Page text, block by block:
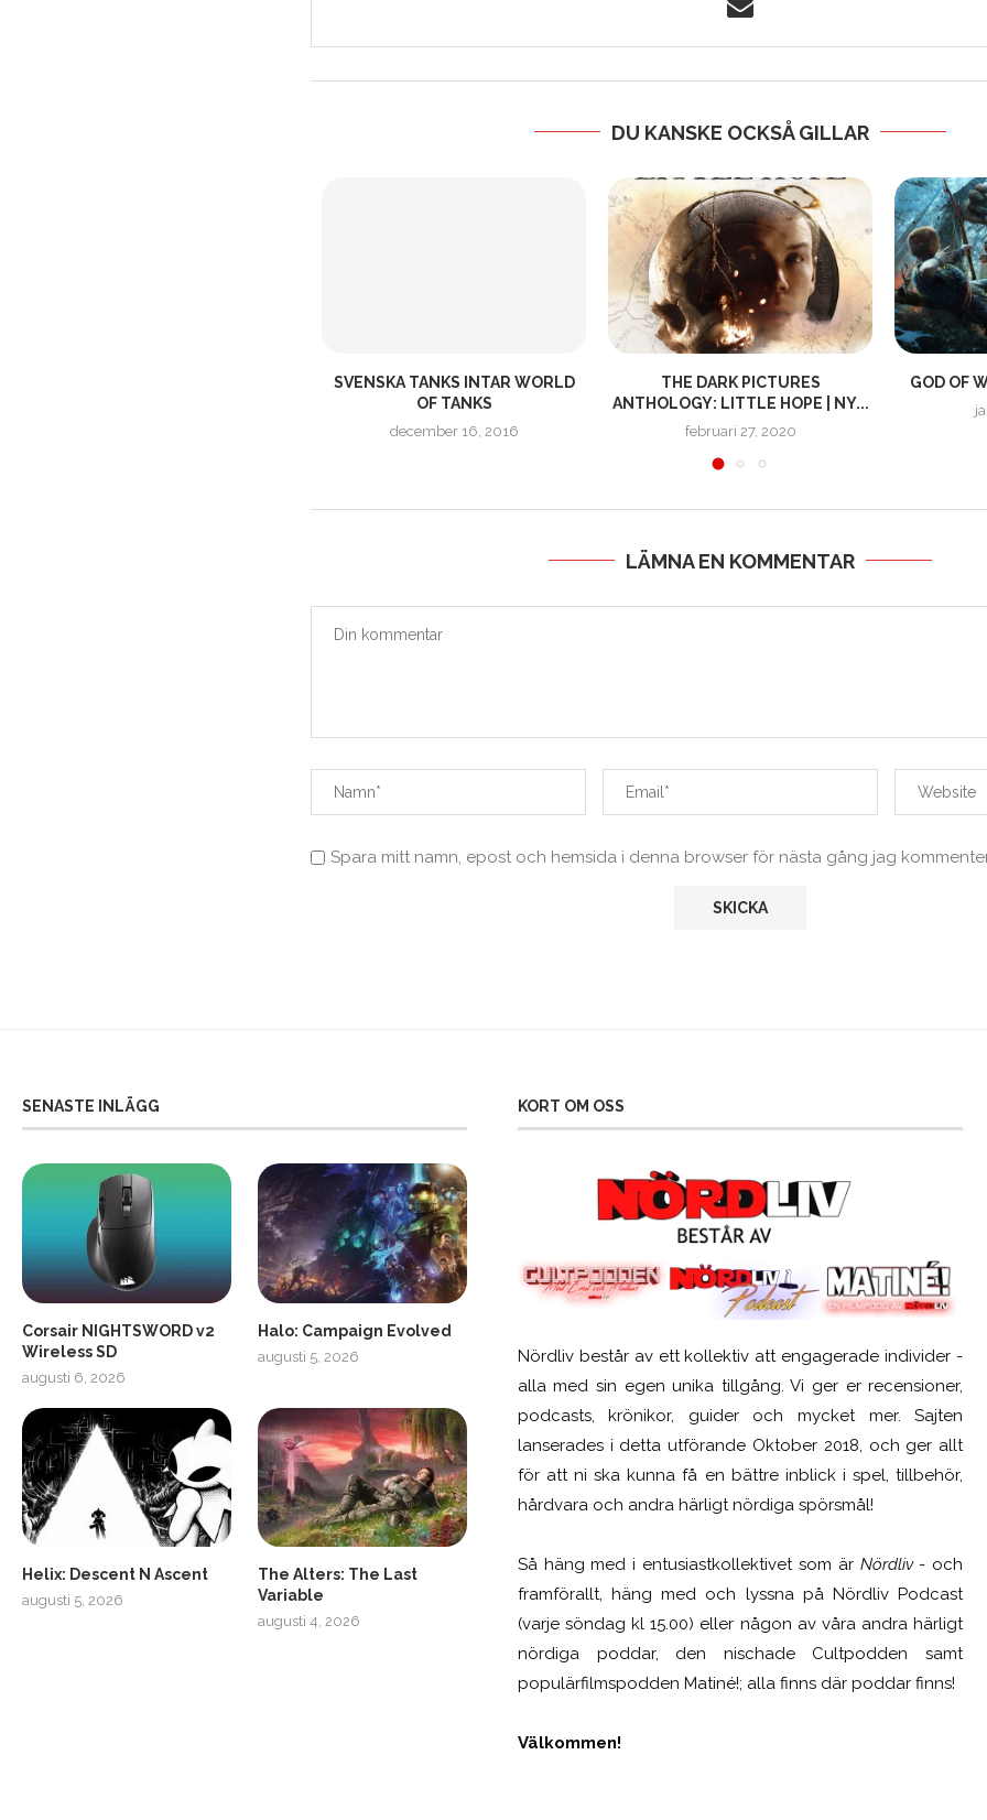
DU KANSKE OCKSÅ GILLAR
SVENSKA TANKS INTAR WORLD
OF TANKS
december 16, 2016
THE DARK PICTURES
ANTHOLOGY: LITTLE HOPE | NY...
februari 27, 2020
GOD OF
LÄMNA EN KOMMENTAR
Spara mitt namn, epost och hemsida i denna browser för nästa gång jag
SENASTE INLÄGG
Corsair NIGHTSWORD v2
Wireless SD
augusti 6, 2026
Halo: Campaign Evolved
augusti 5, 2026
Helix: Descent N Ascent
augusti 5, 2026
The Alters: The Last
Variable
augusti 4, 2026
KORT OM OSS
Nördliv består av ett kollektiv att engagerade individer -
alla med sin egen unika tillgång. Vi ger er recensioner,
podcasts, krönikor, guider och mycket mer. Sajten
lanserades i detta utförande Oktober 2018, och ger allt
för att ni ska kunna få en bättre inblick i spel, tillbehör,
hårdvara och andra härligt nördiga spörsmål!
Så häng med i entusiastkollektivet som är Nördliv- och
framförallt, häng med och lyssna på Nördliv Podcast
(varje söndag kl 15.00) eller någon av våra andra härligt
nördiga poddar, den nischade Cultpodden samt
populärfilmspodden Matiné!; alla finns där poddar finns!
Välkommen!
SCUF Gaming Omega